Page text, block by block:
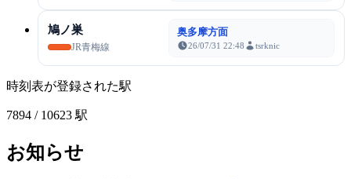
鳩ノ巣
JR青梅線
奥多摩方面
26/07/31 22:48 tsrknic
時刻表が登録された駅
7894 / 10623 駅
お知らせ